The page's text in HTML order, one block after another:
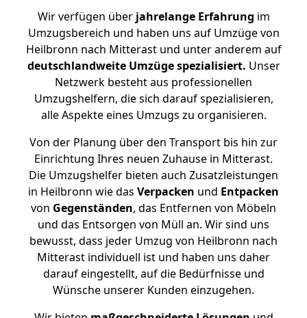
Wir verfügen überjahrelange Erfahrung im
Umzugsbereich und haben uns auf Umzüge von
Heilbronn nach Mitterast und unter anderem auf
deutschlandweite Umzüge spezialisiert. Unser
Netzwerk besteht aus professionellen
Umzugshelfern, die sich darauf spezialisieren,
alle Aspekte eines Umzugs zu organisieren.
Von der Planung über den Transport bis hin zur
Einrichtung Ihres neuen Zuhause in Mitterast.
Die Umzugshelfer bieten auch Zusatzleistungen
in Heilbronn wie das Verpacken und Entpacken
von Gegenständen, das Entfernen von Möbeln
und das Entsorgen von Müll an. Wir sind uns
bewusst, dass jeder Umzug von Heilbronn nach
Mitterast individuell ist und haben uns daher
darauf eingestellt, auf die Bedürfnisse und
Wünsche unserer Kunden einzugehen.